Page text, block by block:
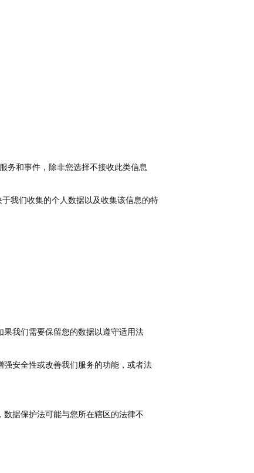
务和事件，除非您选择不接收此类信息
我们收集的个人数据以及收集该信息的特
我们需要保留您的数据以遵守适用法
安全性或改善我们服务的功能，或者法
据保护法可能与您所在辖区的法律不